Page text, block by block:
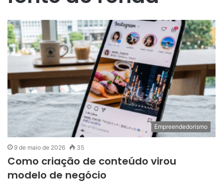
Empreendedorismo
9 de maio de 2026 35
Como criação de conteúdo virou
modelo de negócio